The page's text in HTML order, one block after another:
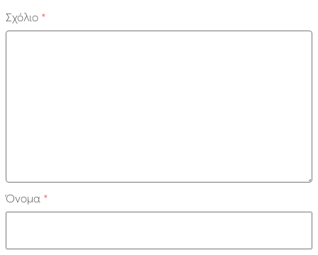
Σχόλιο *
Όνομα *